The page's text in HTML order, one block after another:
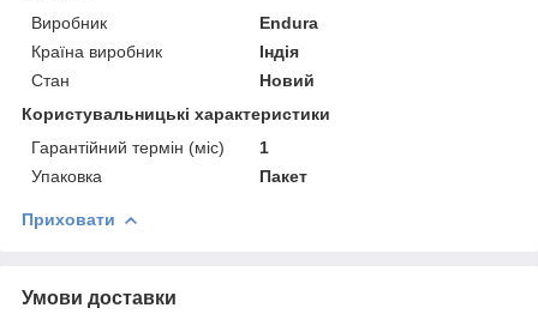
Виробник
Endura
Країна виробник
Індія
Стан
Новий
Користувальницькі характеристики
Гарантійний термін (міс)
1
Упаковка
Пакет
Приховати
Умови доставки